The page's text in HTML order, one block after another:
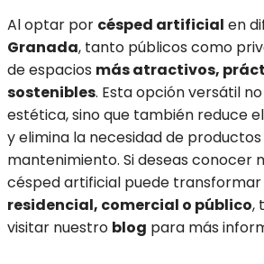
Al optar por césped artificial en
Granada, tanto públicos como
de espacios más atractivos,
sostenibles. Esta opción versátil
estética, sino que también reduce
y elimina la necesidad de
mantenimiento. Si deseas conocer
césped artificial puede transformar
residencial, comercial o público,
visitar nuestro blog para más